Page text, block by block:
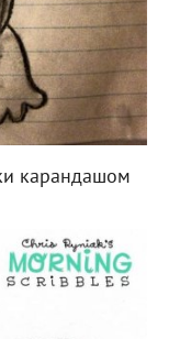
карандашом